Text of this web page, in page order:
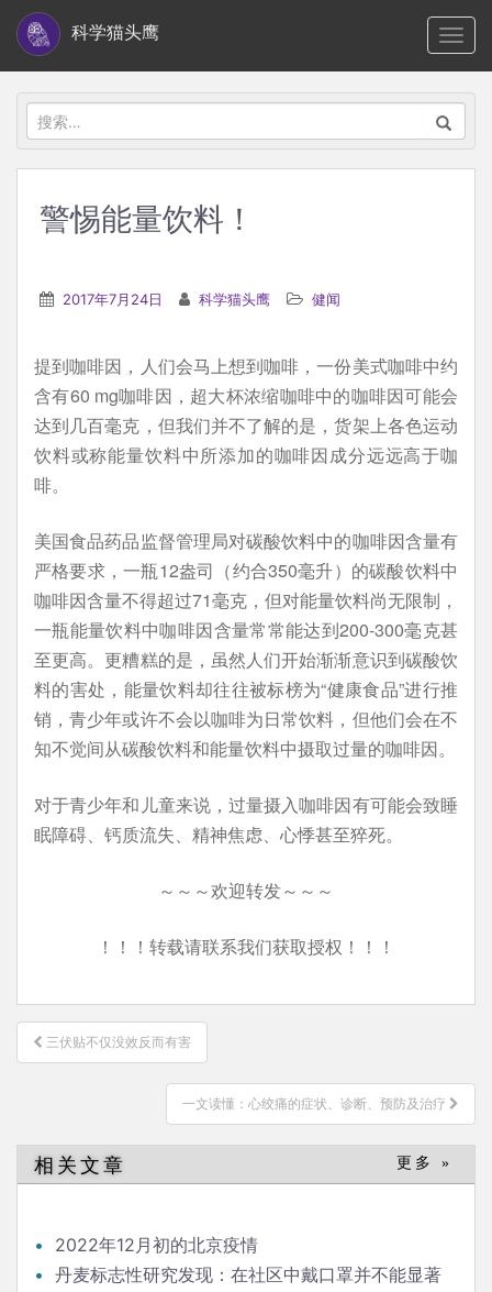
i
科学猫头鹰
搜
索：
警惕能量饮料！
2017年7月24日 科学猫头鹰 健闻
提到咖啡因，人们会马上想到咖啡，一份美式咖啡中约
含有60 mg咖啡因，超大杯浓缩咖啡中的咖啡因可能会
达到几百毫克，但我们并不了解的是，货架上各色运动
饮料或称能量饮料中所添加的咖啡因成分远远高于咖
啡。
美国食品药品监督管理局对碳酸饮料中的咖啡因含量有
严格要求，一瓶12盎司（约合350毫升）的碳酸饮料中
咖啡因含量不得超过71毫克，但对能量饮料尚无限制，
一瓶能量饮料中咖啡因含量常常能达到200-300毫克甚
至更高。更糟糕的是，虽然人们开始渐渐意识到碳酸饮
料的害处，能量饮料却往往被标榜为“健康食品”进行推
销，青少年或许不会以咖啡为日常饮料，但他们会在不
知不觉间从碳酸饮料和能量饮料中摄取过量的咖啡因。
对于青少年和儿童来说，过量摄入咖啡因有可能会致睡
眠障碍、钙质流失、精神焦虑、心悸甚至猝死。
～～～欢迎转发～～～
！！！转载请联系我们获取授权！！！
文
章
三伏贴不仅没效反而有害
一文读懂：心绞痛的症状、诊断、预防及治疗
相关文章 更多 »
2022年12月初的北京疫情
丹麦标志性研究发现：在社区中戴口罩并不能显著